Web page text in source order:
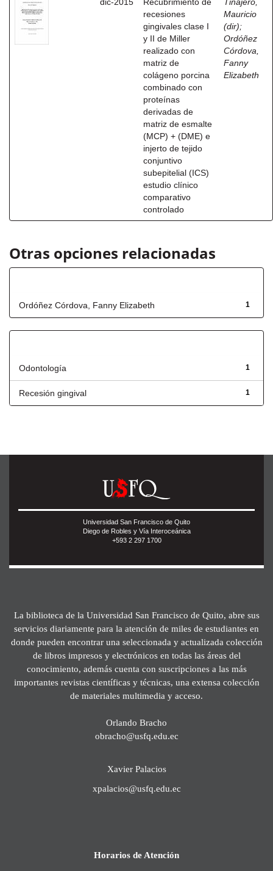
recesiones
gingivales clase I
y II de Miller
realizado con
matriz de
colágeno porcina
combinado con
proteínas
derivadas de
matriz de esmalte
(MCP) + (DME) e
injerto de tejido
conjuntivo
subepitelial (ICS)
estudio clínico
comparativo
controlado
Mauricio
(dir);
Ordóñez
Córdova,
Fanny
Elizabeth
Otras opciones relacionadas
1
Ordóñez Córdova, Fanny Elizabeth
1
Odontología
1
Recesión gingival
Universidad San Francisco de Quito
Diego de Robles y Vía Interoceánica
+593 2 297 1700
La biblioteca de la Universidad San Francisco de Quito, abre sus
servicios diariamente para la atención de miles de estudiantes en
donde pueden encontrar una seleccionada y actualizada colección
de libros impresos y electrónicos en todas las áreas del
conocimiento, además cuenta con suscripciones a las más
importantes revistas científicas y técnicas, una extensa colección
de materiales multimedia y acceso.
Orlando Bracho
obracho@usfq.edu.ec
Xavier Palacios
xpalacios@usfq.edu.ec
Horarios de Atención